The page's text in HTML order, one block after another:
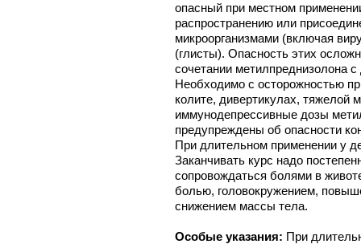
опасный при местном
распространению или
микроорганизмами (включая
(глисты). Опасность этих
сочетании метилпреднизолона
Необходимо с осторожностью
колите, дивертикулах,
иммунодепрессивные дозы
предупреждены об опасности
При длительном применении у
Заканчивать курс надо
сопровождаться болями в
болью, головокружением,
снижением массы тела.
Особые указания: При